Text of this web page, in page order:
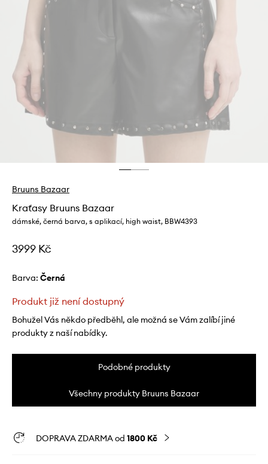
Bruuns Bazaar
Kraťasy Bruuns Bazaar
dámské, černá barva, s aplikací, high waist, BBW4393
3999 Kč
Barva: černá
Produkt již není dostupný
Bohužel Vás někdo předběhl, ale možná se Vám zalíbí jiné
produkty z naší nabídky.
Podobné produkty
Všechny produkty Bruuns Bazaar
DOPRAVA ZDARMA od 1800 Kč